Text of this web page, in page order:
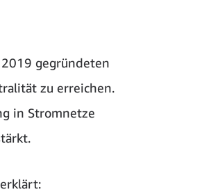
gegründeten
zu erreichen.
in Stromnetze